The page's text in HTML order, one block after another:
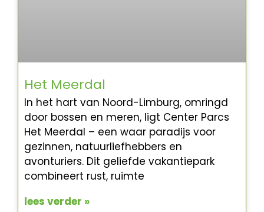
Het Meerdal
In het hart van Noord-Limburg, omringd
door bossen en meren, ligt Center Parcs
Het Meerdal – een waar paradijs voor
gezinnen, natuurliefhebbers en
avonturiers. Dit geliefde vakantiepark
combineert rust, ruimte
lees verder »